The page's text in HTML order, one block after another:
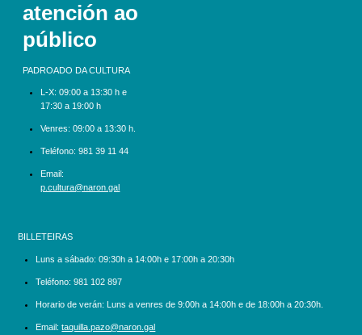
atención ao
público
PADROADO DA CULTURA
L-X: 09:00 a 13:30 h e
17:30 a 19:00 h
Venres: 09:00 a 13:30 h.
Teléfono: 981 39 11 44
Email:
p.cultura@naron.gal
BILLETEIRAS
Luns a sábado: 09:30h a 14:00h e 17:00h a 20:30h
Teléfono: 981 102 897
Horario de verán: Luns a venres de 9:00h a 14:00h e de 18:00h a 20:30h.
Email: taquilla.pazo@naron.gal